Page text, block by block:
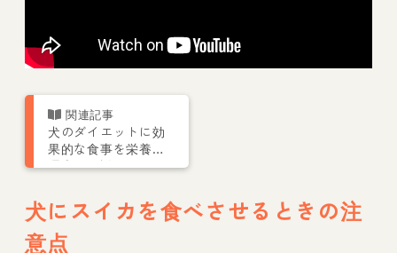
犬のダイエットに効
果的な食事を栄養管
理士が解説
犬にスイカを食べさせるときの注
意点